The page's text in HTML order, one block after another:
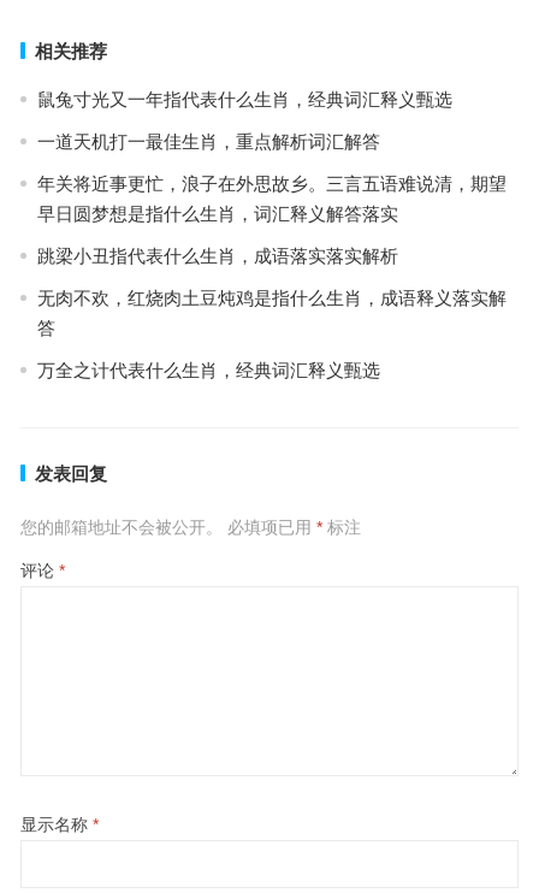
相关推荐
鼠兔寸光又一年指代表什么生肖，经典词汇释义甄选
一道天机打一最佳生肖，重点解析词汇解答
年关将近事更忙，浪子在外思故乡。三言五语难说清，期望
早日圆梦想是指什么生肖，词汇释义解答落实
跳梁小丑指代表什么生肖，成语落实落实解析
无肉不欢，红烧肉土豆炖鸡是指什么生肖，成语释义落实解
答
万全之计代表什么生肖，经典词汇释义甄选
发表回复
您的邮箱地址不会被公开。 必填项已用 *标注
评论 *
显示名称 *